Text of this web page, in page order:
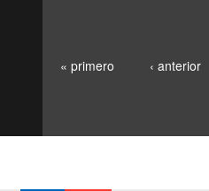
« primero ‹ anterior